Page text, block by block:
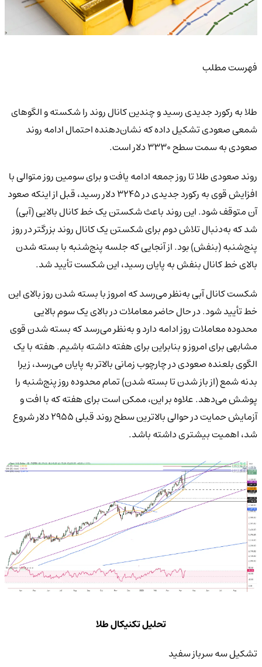
فهرست مطلب
طلا به رکورد جدیدی رسید و چندین کانال روند را شکسته و الگوهای
شمعی صعودی تشکیل داده که نشان‌دهنده احتمال ادامه روند
صعودی به سمت سطح ۳۳۳۰ دلار است.
روند صعودی طلا تا روز جمعه ادامه یافت و برای سومین روز متوالی با
افزایش قوی به رکورد جدیدی در ۳۲۴۵ دلار رسید، قبل از اینکه صعود
آن متوقف شود. این روند باعث شکستن یک خط کانال بالایی (آبی)
شد که به‌دنبال تلاش دوم برای شکستن یک کانال روند بزرگتر در روز
پنج‌شنبه (بنفش) بود. از آنجایی که جلسه پنج‌شنبه با بسته شدن
بالای خط کانال بنفش به پایان رسید، این شکست تأیید شد.
شکست کانال آبی به‌نظر می‌رسد که امروز با بسته شدن روز بالای این
خط تأیید شود. در حال حاضر معاملات در بالای یک سوم بالایی
محدوده معاملات روز ادامه دارد و به‌نظر می‌رسد که بسته شدن قوی
مشابهی برای امروز و بنابراین برای هفته داشته باشیم. هفته با یک
الگوی بلعنده صعودی در چارچوب زمانی بالاتر به پایان می‌رسد، زیرا
بدنه شمع (از باز شدن تا بسته شدن) تمام محدوده روز پنج‌شنبه را
پوشش می‌دهد. علاوه بر این، ممکن است برای هفته که با افت و
آزمایش حمایت در حوالی بالاترین سطح روند قبلی ۲۹۵۵ دلار شروع
شد، اهمیت بیشتری داشته باشد.
تحلیل تکنیکال طلا
تشکیل سه سرباز سفید